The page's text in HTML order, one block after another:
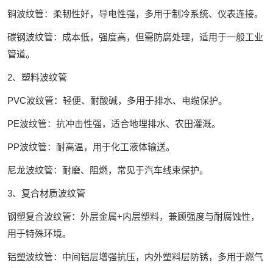
铜波纹管‌：柔韧性好，导电性强，多用于制冷系统、仪表连接。
碳钢波纹管‌：成本低，强度高，但需防腐处理，适用于一般工业
管道。
2、塑料波纹管‌
PVC波纹管‌：轻便、耐酸碱，多用于排水、电缆保护。
PE波纹管‌：抗冲击性强，适合地埋排水、农田灌溉。
PP波纹管‌：耐高温，用于化工液体输送。
尼龙波纹管‌：耐磨、阻燃，常见于汽车线束保护。
3、复合材质波纹管‌
钢塑复合波纹管‌：外层金属+内层塑料，兼顾强度与耐腐蚀性，
用于特殊环境。
铝塑波纹管‌：中间铝层增强抗压，内外塑料层防锈，多用于燃气